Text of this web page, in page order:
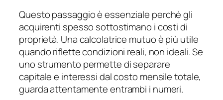
Questo passaggio è essenziale perché gli
acquirenti spesso sottostimano i costi di
proprietà. Una calcolatrice mutuo è più utile
quando riflette condizioni reali, non ideali. Se
uno strumento permette di separare
capitale e interessi dal costo mensile totale,
guarda attentamente entrambi i numeri.